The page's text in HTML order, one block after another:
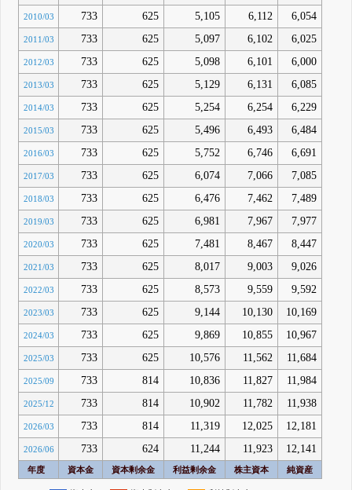
2010/03 733 625 5,105 6,112 6,054
2011/03 733 625 5,097 6,102 6,025
2012/03 733 625 5,098 6,101 6,000
2013/03 733 625 5,129 6,131 6,085
2014/03 733 625 5,254 6,254 6,229
2015/03 733 625 5,496 6,493 6,484
2016/03 733 625 5,752 6,746 6,691
2017/03 733 625 6,074 7,066 7,085
2018/03 733 625 6,476 7,462 7,489
2019/03 733 625 6,981 7,967 7,977
2020/03 733 625 7,481 8,467 8,447
2021/03 733 625 8,017 9,003 9,026
2022/03 733 625 8,573 9,559 9,592
2023/03 733 625 9,144 10,130 10,169
2024/03 733 625 9,869 10,855 10,967
2025/03 733 625 10,576 11,562 11,684
2025/09 733 814 10,836 11,827 11,984
2025/12 733 814 10,902 11,782 11,938
2026/03 733 814 11,319 12,025 12,181
2026/06 733 624 11,244 11,923 12,141
年度 資本金 資本剰余金 利益剰余金 株主資本 純資産